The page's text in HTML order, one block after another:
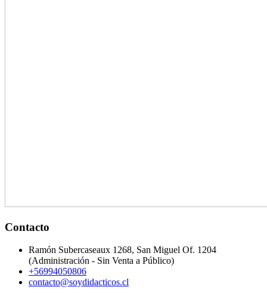
Contacto
Ramón Subercaseaux 1268, San Miguel Of. 1204
(Administración - Sin Venta a Público)
+56994050806
contacto@soydidacticos.cl